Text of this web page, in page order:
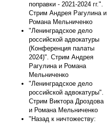
поправки - 2021-2024 гг.".
Стрим Андрея Рагулина и
Романа Мельниченко
"Ленинградское дело
российской адвокатуры
(Конференция палаты
2024)". Стрим Андрея
Рагулина и Романа
Мельниченко
"Ленинградское дело
российской адвокатуры".
Стрим Виктора Дроздова
и Романа Мельниченко
"Назад к ничтожеству: